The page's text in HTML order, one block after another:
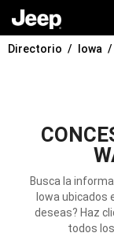
Directorio Iowa
Busca la
Iowa ubicados
deseas? Haz
todos